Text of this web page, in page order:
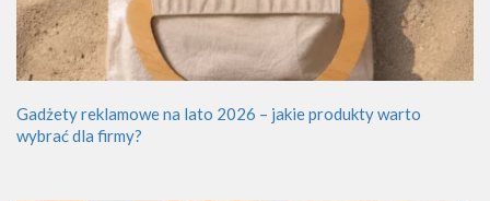
Gadżety reklamowe na lato 2026 – jakie produkty warto
wybrać dla firmy?